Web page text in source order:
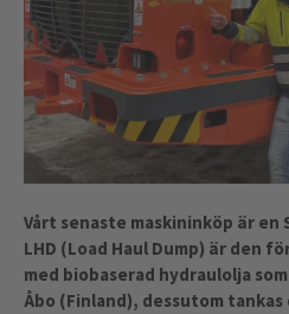
Vårt senaste maskininköp är en
LHD (Load Haul Dump) är den
med biobaserad hydraulolja
Åbo (Finland), dessutom